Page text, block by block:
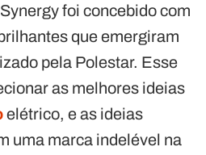
foi concebido com
que emergiram
pela Polestar. Esse
as melhores ideias
elétrico, e as ideias
uma marca indelével na